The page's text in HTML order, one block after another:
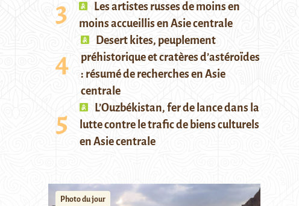
Les artistes russes de moins en
moins accueillis en Asie centrale
Desert kites, peuplement
préhistorique et cratères d’astéroïdes
: résumé de recherches en Asie
centrale
L’Ouzbékistan, fer de lance dans la
lutte contre le trafic de biens culturels
en Asie centrale
Photo du jour